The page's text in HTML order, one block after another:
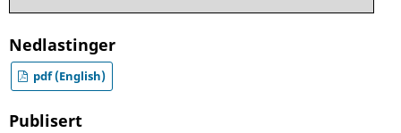
Nedlastinger
pdf (English)
Publisert